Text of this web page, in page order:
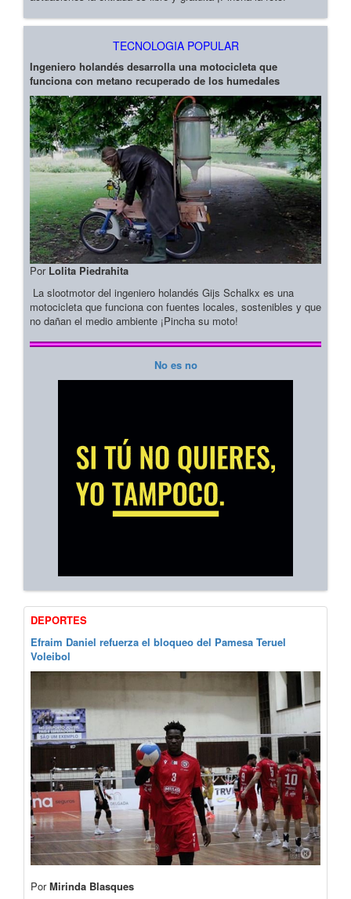
TECNOLOGIA POPULAR
Ingeniero holandés desarrolla una motocicleta que
funciona con metano recuperado de los humedales
Por Lolita Piedrahita
La slootmotor del ingeniero holandés Gijs Schalkx es una
motocicleta que funciona con fuentes locales, sostenibles y que
no dañan el medio ambiente ¡Pincha su moto!
No es no
DEPORTES
Efraim Daniel refuerza el bloqueo del Pamesa Teruel
Voleibol
PorMirinda Blasques